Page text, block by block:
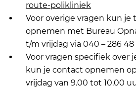
route-polikliniek
Voor overige vragen kun je
opnemen met Bureau
t/m vrijdag via 040 – 286 48
Voor vragen specifiek over
kun je contact opnemen
vrijdag van 9.00 tot 10.00